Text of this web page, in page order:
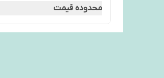
محدوده قیمت